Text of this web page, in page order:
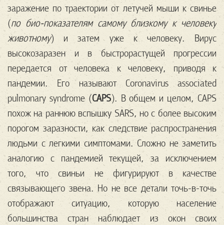
заражение по траектории от летучей мыши к свинье
(по био-показателям самому близкому к человеку
животному) и затем уже к человеку. Вирус
высокозаразен и в быстрорастущей прогрессии
передается от человека к человеку, приводя к
пандемии. Его называют Coronavirus associated
pulmonary syndrome (CAPS). В общем и целом, CAPS
похож на раннюю вспышку SARS, но с более высоким
порогом заразности, как следствие распространения
людьми с легкими симптомами. Сложно не заметить
аналогию с пандемией текущей, за исключением
того, что свиньи не фигурируют в качестве
связывающего звена. Но не все детали точь-в-точь
отображают ситуацию, которую население
большинства стран наблюдает из окон своих